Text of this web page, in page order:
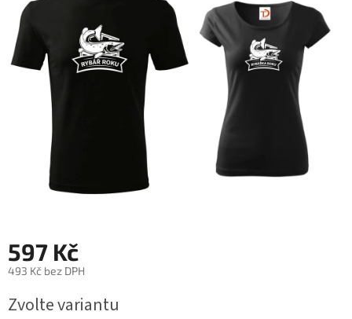
z
597 Kč
493 Kč bez DPH
cena:
Zvolte variantu